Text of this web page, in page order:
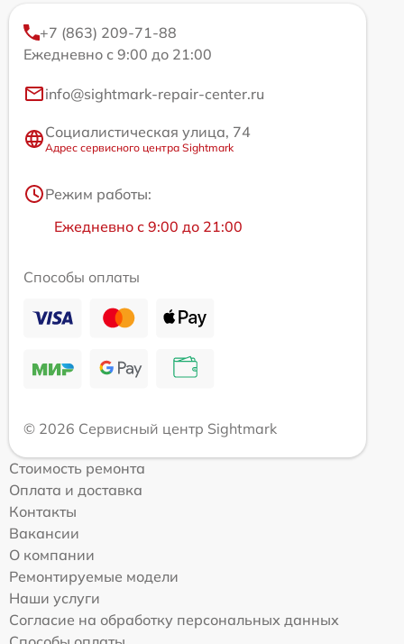
+7 (863) 209-71-88
Ежедневно с 9:00 до 21:00
info@sightmark-repair-center.ru
Социалистическая улица, 74
Адрес сервисного центра Sightmark
Режим работы:
Ежедневно с 9:00 до 21:00
Способы оплаты
© 2026 Сервисный центр Sightmark
Стоимость ремонта
Оплата и доставка
Контакты
Вакансии
О компании
Ремонтируемые модели
Наши услуги
Согласие на обработку персональных данных